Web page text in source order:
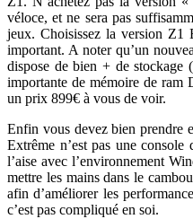
véloce, et ne sera pas
jeux. Choisissez la version Z1
important. A noter qu’un
dispose de bien + de stockage
importante de mémoire de
un prix 899€ à vous de voir.
Enfin vous devez bien prendre
Extrême n’est pas une
l’aise avec l’environnement
mettre les mains dans le
afin d’améliorer les
c’est pas compliqué en soi.